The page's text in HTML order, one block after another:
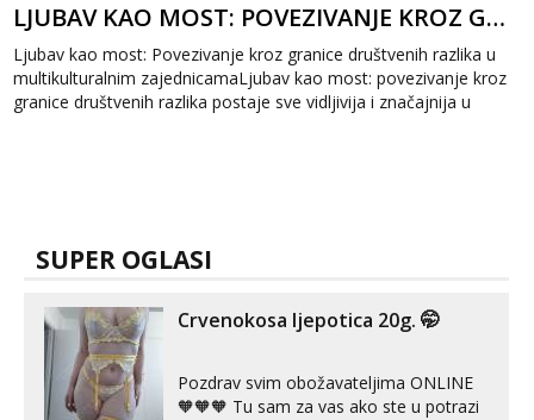
LJUBAV KAO MOST: POVEZIVANJE KROZ GRANICE DRUŠTVENIH RAZLIKA
Ljubav kao most: Povezivanje kroz granice društvenih razlika u
multikulturalnim zajednicamaLjubav kao most: povezivanje kroz
granice društvenih razlika postaje sve vidljivija i značajnija u
SUPER OGLASI
Crvenokosa ljepotica 20g. 🤭
Pozdrav svim obožavateljima ONLINE
🧡🧡🧡 Tu sam za vas ako ste u potrazi